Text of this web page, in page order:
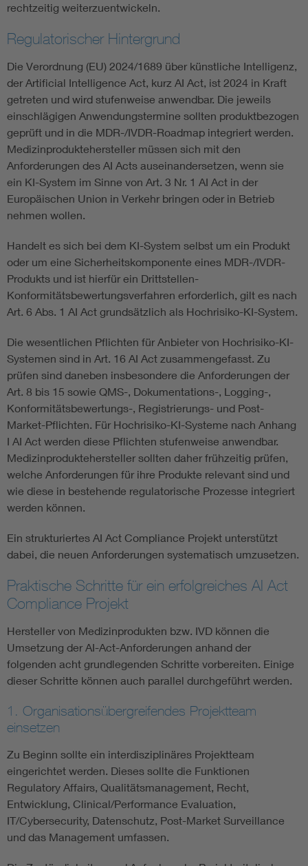
rechtzeitig weiterzuentwickeln.
Regulatorischer Hintergrund
Die Verordnung (EU) 2024/1689 über künstliche Intelligenz,
der Artificial Intelligence Act, kurz AI Act, ist 2024 in Kraft
getreten und wird stufenweise anwendbar. Die jeweils
einschlägigen Anwendungstermine sollten produktbezogen
geprüft und in die MDR-/IVDR-Roadmap integriert werden.
Medizinproduktehersteller müssen sich mit den
Anforderungen des AI Acts auseinandersetzen, wenn sie
ein KI-System im Sinne von Art. 3 Nr. 1 AI Act in der
Europäischen Union in Verkehr bringen oder in Betrieb
nehmen wollen.
Handelt es sich bei dem KI-System selbst um ein Produkt
oder um eine Sicherheitskomponente eines MDR-/IVDR-
Produkts und ist hierfür ein Drittstellen-
Konformitätsbewertungsverfahren erforderlich, gilt es nach
Art. 6 Abs. 1 AI Act grundsätzlich als Hochrisiko-KI-System.
Die wesentlichen Pflichten für Anbieter von Hochrisiko-KI-
Systemen sind in Art. 16 AI Act zusammengefasst. Zu
prüfen sind daneben insbesondere die Anforderungen der
Art. 8 bis 15 sowie QMS-, Dokumentations-, Logging-,
Konformitätsbewertungs-, Registrierungs- und Post-
Market-Pflichten. Für Hochrisiko-KI-Systeme nach Anhang
I AI Act werden diese Pflichten stufenweise anwendbar.
Medizinproduktehersteller sollten daher frühzeitig prüfen,
welche Anforderungen für ihre Produkte relevant sind und
wie diese in bestehende regulatorische Prozesse integriert
werden können.
Ein strukturiertes AI Act Compliance Projekt unterstützt
dabei, die neuen Anforderungen systematisch umzusetzen.
Praktische Schritte für ein erfolgreiches AI Act
Compliance Projekt
Hersteller von Medizinprodukten bzw. IVD können die
Umsetzung der AI-Act-Anforderungen anhand der
folgenden acht grundlegenden Schritte vorbereiten. Einige
dieser Schritte können auch parallel durchgeführt werden.
1. Organisationsübergreifendes Projektteam
einsetzen
Zu Beginn sollte ein interdisziplinäres Projektteam
eingerichtet werden. Dieses sollte die Funktionen
Regulatory Affairs, Qualitätsmanagement, Recht,
Entwicklung, Clinical/Performance Evaluation,
IT/Cybersecurity, Datenschutz, Post-Market Surveillance
und das Management umfassen.